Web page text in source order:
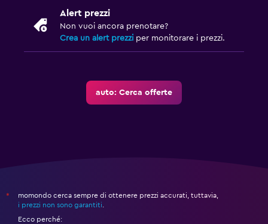
Alert prezzi
Non vuoi ancora prenotare?
Crea un alert prezzi per monitorare i prezzi.
auto: Cerca offerte
*
momondo cerca sempre di ottenere prezzi accurati, tuttavia,
i prezzi non sono garantiti.
Ecco perché: